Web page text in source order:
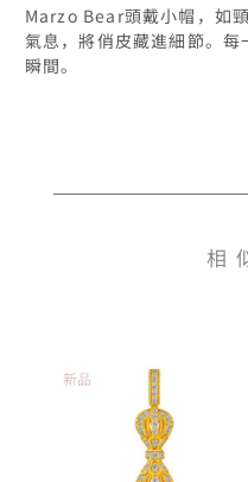
Marzo Bear頭戴小帽，如
氣息，將俏皮藏進細節。
瞬間。
相
新品